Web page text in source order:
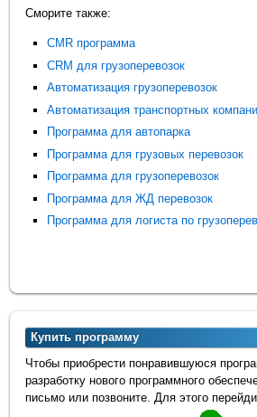
Сморите также:
CMR программа
CRM для грузоперевозок
Автоматизация грузоперевозок
Автоматизация транспортных
Программа для автопарка
Программа для грузовых перевозок
Программа для грузоперевозок
Программа для ЖД перевозок
Программа для логиста по
Купить программу
Чтобы приобрести понравившуюся
разработку нового программного
письмо или позвоните. Для этого